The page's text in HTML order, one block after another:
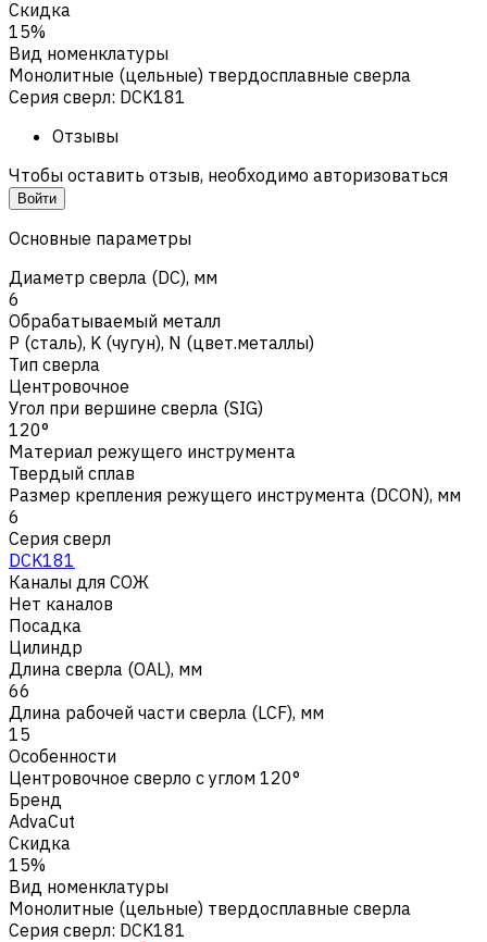
Скидка
15%
Вид номенклатуры
Монолитные (цельные) твердосплавные сверла
Серия сверл: DCK181
Отзывы
Чтобы оставить отзыв, необходимо авторизоваться
Войти
Основные параметры
Диаметр сверла (DC), мм
6
Обрабатываемый металл
Р (сталь), K (чугун), N (цвет.металлы)
Тип сверла
Центровочное
Угол при вершине сверла (SIG)
120°
Материал режущего инструмента
Твердый сплав
Размер крепления режущего инструмента (DCON), мм
6
Серия сверл
DCK181
Каналы для СОЖ
Нет каналов
Посадка
Цилиндр
Длина сверла (OAL), мм
66
Длина рабочей части сверла (LCF), мм
15
Особенности
Центровочное сверло с углом 120°
Бренд
AdvaCut
Скидка
15%
Вид номенклатуры
Монолитные (цельные) твердосплавные сверла
Серия сверл: DCK181